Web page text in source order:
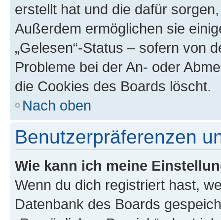
erstellt hat und die dafür
Außerdem ermöglichen sie
„Gelesen“-Status – sofern von
Probleme bei der An- oder
die Cookies des Boards löscht.
Nach oben
Benutzerpräferenzen
Wie kann ich meine
Wenn du dich registriert hast,
Datenbank des Boards